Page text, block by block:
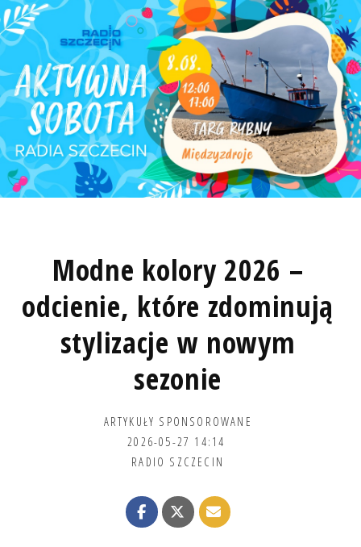
Modne kolory 2026 –
odcienie, które zdominują
stylizacje w nowym
sezonie
ARTYKUŁY SPONSOROWANE
2026-05-27 14:14
RADIO SZCZECIN